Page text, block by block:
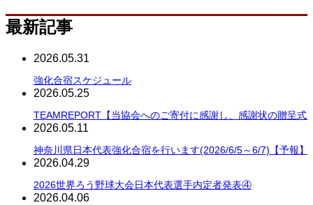
最新記事
2026.05.31
強化合宿スケジュール
2026.05.25
TEAMREPORT【当協会へのご寄付に感謝し、感謝状の贈呈式
2026.05.11
神奈川県日本代表強化合宿を行います(2026/6/5～6/7)【予報】
2026.04.29
2026世界ろう野球大会日本代表選手内定者発表④
2026.04.06